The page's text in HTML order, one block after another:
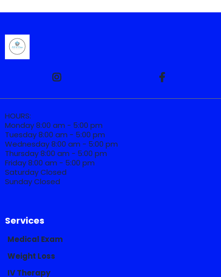
HOURS:
Monday 8:00 am - 5:00 pm
Tuesday 8:00 am - 5:00 pm
Wednesday 8:00 am - 5:00 pm
Thursday 8:00 am - 5:00 pm
Friday 8:00 am - 5:00 pm
Saturday Closed
Sunday Closed
Services
Medical Exam
Weight Loss
IV Therapy